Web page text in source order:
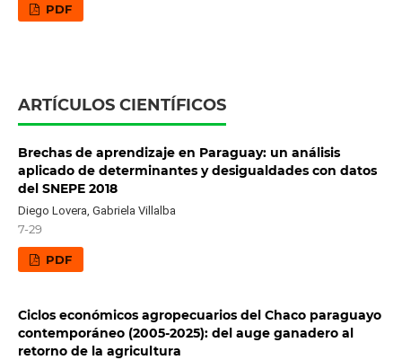
PDF
ARTÍCULOS CIENTÍFICOS
Brechas de aprendizaje en Paraguay: un análisis
aplicado de determinantes y desigualdades con datos
del SNEPE 2018
Diego Lovera, Gabriela Villalba
7-29
PDF
Ciclos económicos agropecuarios del Chaco paraguayo
contemporáneo (2005-2025): del auge ganadero al
retorno de la agricultura